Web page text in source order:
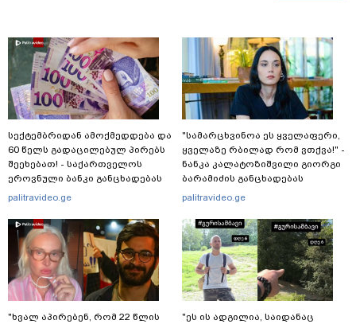
სექტემბრიდან ამოქმედდება და
60 წელს გადაცილებულ პირებს
შეეხებათ! - საქართველოს
ეროვნული ბანკი განცხადებას
ავრცელებს
palitravideo.ge
"ხვალ აპირებენ, რომ 22 წლის
"სა­მარ­ცხვი­ნოა ეს ყვე­ლა­ფე­რი,
ყვე­ლა­ზე რბი­ლად რომ ვთქვა!" -
ნანკა კალატოზიშვილი გიორგი
ბარამიძის განცხადებას
ეხმაურება
palitravideo.ge
"ეს ის ადგილია, საიდანაც